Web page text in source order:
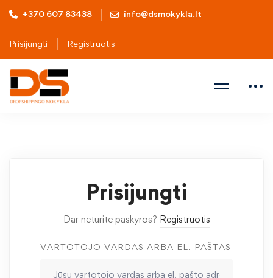
+370 607 83438 info@dsmokykla.lt
Prisijungti Registruotis
Prisijungti
Dar neturite paskyros? Registruotis
VARTOTOJO VARDAS ARBA EL. PAŠTAS